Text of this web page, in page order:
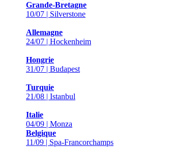
Grande-Bretagne
10/07 | Silverstone
Allemagne
24/07 | Hockenheim
Hongrie
31/07 | Budapest
Turquie
21/08 | Istanbul
Italie
04/09 | Monza
Belgique
11/09 | Spa-Francorchamps